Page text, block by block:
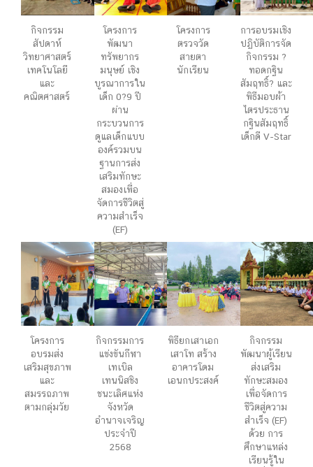
กิจกรรม
สัปดาห์
วิทยาศาสตร์
เทคโนโลยี
และ
คณิตศาสตร์
โครงการ
พัฒนา
ทรัพยากร
มนุษย์ เชิง
บูรณาการใน
เด็ก 0?9 ปี
ผ่าน
กระบวนการ
ดูแลเด็กแบบ
องค์รวมบน
ฐานการส่ง
เสริมทักษะ
สมองเพื่อ
จัดการชีวิตสู่
ความสำเร็จ
(EF)
โครงการ
ตรวจวัด
สายตา
นักเรียน
การอบรมเชิง
ปฏิบัติการจัด
กิจกรรม ?
ทอดกฐิน
สัมฤทธิ์? และ
พิธีมอบผ้า
ไตรประธาน
กฐินสัมฤทธิ์
เด็กดี V-Star
โครงการ
อบรมส่ง
เสริมสุขภาพ
และ
สมรรถภาพ
ตามกลุ่มวัย
กิจกรรมการ
แข่งขันกีฬา
เทเบิล
เทนนิสชิง
ชนะเลิศแห่ง
จังหวัด
อำนาจเจริญ
ประจำปี
2568
พิธียกเสาเอก
เสาโท สร้าง
อาคารโดม
เอนกประสงค์
กิจกรรม
พัฒนาผู้เรียน
ส่งเสริม
ทักษะสมอง
เพื่อจัดการ
ชีวิตสู่ความ
สำเร็จ (EF)
ด้วย การ
ศึกษาแหล่ง
เรียนรู้ใน